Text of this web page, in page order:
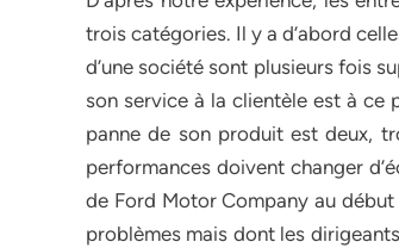
trois catégories. Il y a d’abord
d’une société sont plusieurs fois
son service à la clientèle est à ce
panne de son produit est deux,
performances doivent changer
de Ford Motor Company au début
problèmes mais dont les